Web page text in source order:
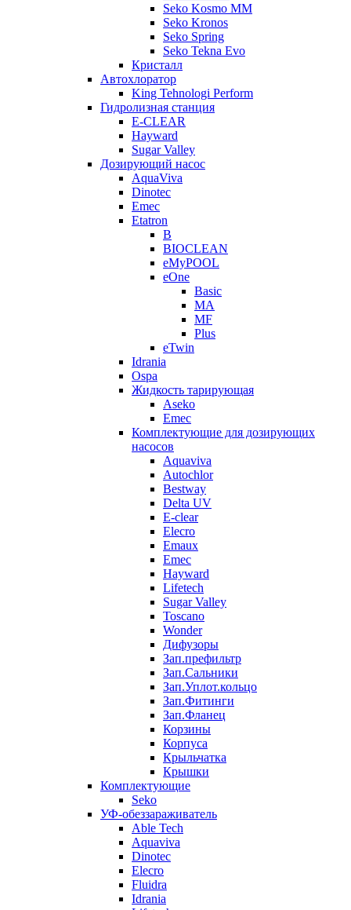
Seko Kosmo MM
Seko Kronos
Seko Spring
Seko Tekna Evo
Кристалл
Автохлоратор
King Tehnologi Perform
Гидролизная станция
E-CLEAR
Hayward
Sugar Valley
Дозирующий насос
AquaViva
Dinotec
Emec
Etatron
B
BIOCLEAN
eMyPOOL
eOne
Basic
MA
MF
Plus
eTwin
Idrania
Ospa
Жидкость тарирующая
Aseko
Emec
Комплектующие для дозирующих
насосов
Aquaviva
Autochlor
Bestway
Delta UV
E-clear
Elecro
Emaux
Emec
Hayward
Lifetech
Sugar Valley
Toscano
Wonder
Дифузоры
Зап.префильтр
Зап.Сальники
Зап.Уплот.кольцо
Зап.Фитинги
Зап.Фланец
Корзины
Корпуcа
Крыльчатка
Крышки
Комплектующие
Seko
УФ-обеззараживатель
Able Tech
Aquaviva
Dinotec
Elecro
Fluidra
Idrania